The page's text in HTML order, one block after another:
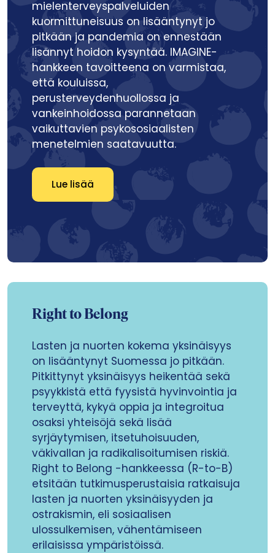
mielenterveyspalveluiden
kuormittuneisuus on lisääntynyt jo
pitkään ja pandemia on ennestään
lisännyt hoidon kysyntää. IMAGINE-
hankkeen tavoitteena on varmistaa,
että kouluissa,
perusterveydenhuollossa ja
vankeinhoidossa parannetaan
vaikuttavien psykososiaalisten
menetelmien saatavuutta.
Lue lisää
Right to Belong
Lasten ja nuorten kokema yksinäisyys
on lisääntynyt Suomessa jo pitkään.
Pitkittynyt yksinäisyys heikentää sekä
psyykkistä että fyysistä hyvinvointia ja
terveyttä, kykyä oppia ja integroitua
osaksi yhteisöjä sekä lisää
syrjäytymisen, itsetuhoisuuden,
väkivallan ja radikalisoitumisen riskiä.
Right to Belong -hankkeessa (R-to-B)
etsitään tutkimusperustaisia ratkaisuja
lasten ja nuorten yksinäisyyden ja
ostrakismin, eli sosiaalisen
ulossulkemisen, vähentämiseen
erilaisissa ympäristöissä.